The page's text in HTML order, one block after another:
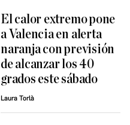
El calor extremo pone
a Valencia en alerta
naranja con previsión
de alcanzar los 40
grados este sábado
Laura Torlà